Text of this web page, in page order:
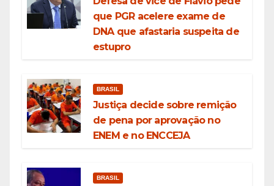
que PGR acelere exame de
DNA que afastaria suspeita de
estupro
BRASIL
Justiça decide sobre remição
de pena por aprovação no
ENEM e no ENCCEJA
BRASIL